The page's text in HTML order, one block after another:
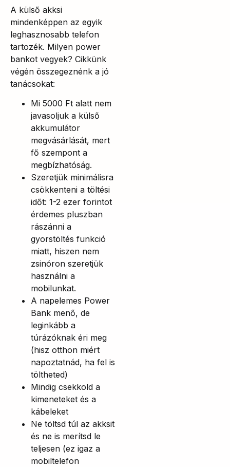
A külső akksi
mindenképpen az egyik
leghasznosabb telefon
tartozék. Milyen power
bankot vegyek? Cikkünk
végén összegeznénk a jó
tanácsokat:
Mi 5000 Ft alatt nem
javasoljuk a külső
akkumulátor
megvásárlását, mert
fő szempont a
megbízhatóság.
Szeretjük minimálisra
csökkenteni a töltési
időt: 1-2 ezer forintot
érdemes pluszban
rászánni a
gyorstöltés funkció
miatt, hiszen nem
zsinóron szeretjük
használni a
mobilunkat.
A napelemes Power
Bank menő, de
leginkább a
túrázóknak éri meg
(hisz otthon miért
napoztatnád, ha fel is
töltheted)
Mindig csekkold a
kimeneteket és a
kábeleket
Ne töltsd túl az akksit
és ne is merítsd le
teljesen (ez igaz a
mobiltelefon